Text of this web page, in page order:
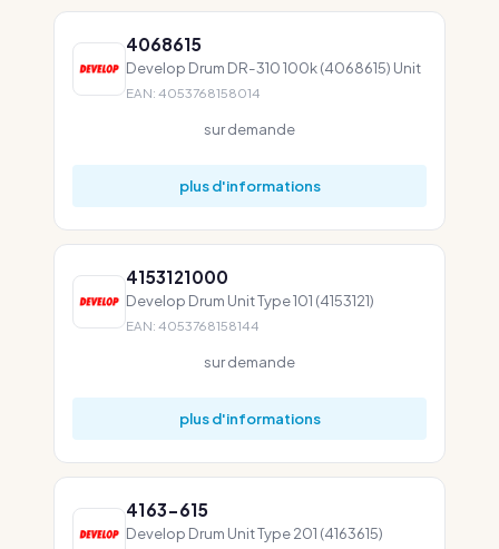
4068615
Develop Drum DR-310 100k (4068615) Unit
EAN: 4053768158014
sur demande
plus d'informations
4153121000
Develop Drum Unit Type 101 (4153121)
EAN: 4053768158144
sur demande
plus d'informations
4163-615
Develop Drum Unit Type 201 (4163615)